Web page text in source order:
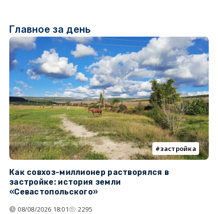
Главное за день
застройка
Как совхоз-миллионер растворялся в
застройке: история земли
«Севастопольского»
08/08/2026 18:01 2295